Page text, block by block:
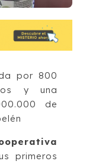
por 800
y una
de
primeros